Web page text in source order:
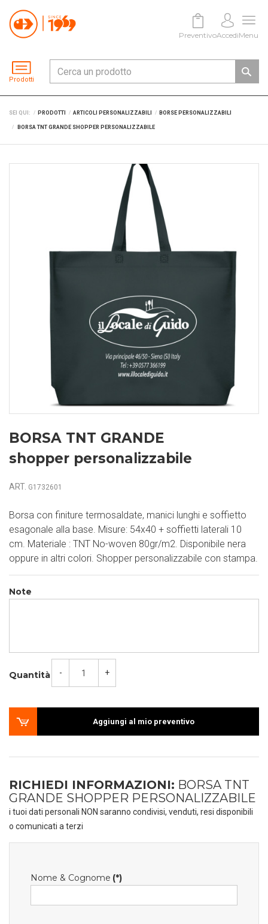
Prodotti
PreventivoAccediMenu
SEI QUI: PRODOTTI ARTICOLI PERSONALIZZABILI BORSE PERSONALIZZABILI
BORSA TNT GRANDE SHOPPER PERSONALIZZABILE
BORSA TNT GRANDE
shopper personalizzabile
ART. G1732601
Borsa con finiture termosaldate, manici lunghi e soffietto
esagonale alla base. Misure: 54x40 + soffietti laterali 10
cm. Materiale : TNT No-woven 80gr/m2. Disponibile nera
oppure in altri colori. Shopper personalizzabile con stampa.
Note
Quantità - +
Aggiungi al mio preventivo
RICHIEDI INFORMAZIONI: BORSA TNT
GRANDE SHOPPER PERSONALIZZABILE
i tuoi dati personali NON saranno condivisi, venduti, resi disponibili
o comunicati a terzi
Nome & Cognome (*)